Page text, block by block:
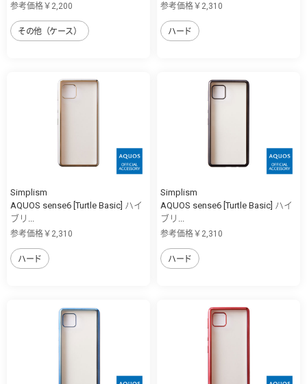
参考価格￥2,200
その他（ケース）
参考価格￥2,310
ハード
Simplism
AQUOS sense6 [Turtle Basic] ハイ
ブリ...
参考価格￥2,310
ハード
Simplism
AQUOS sense6 [Turtle Basic] ハイ
ブリ...
参考価格￥2,310
ハード